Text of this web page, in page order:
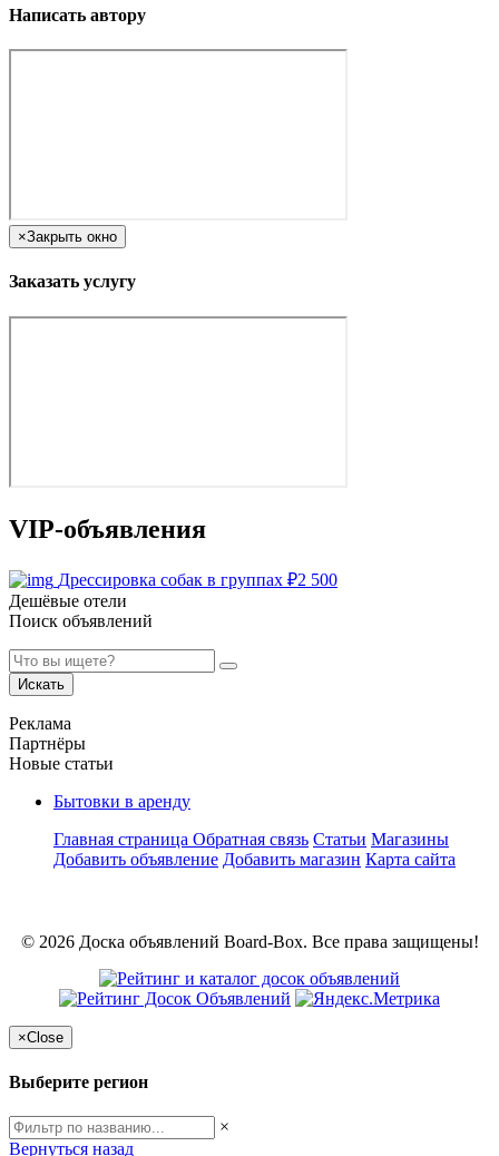
Написать автору
×Закрыть окно
Заказать услугу
VIP-объявления
Дрессировка собак в группах ₽2 500
Дешёвые отели
Поиск объявлений
Искать
Реклама
Партнёры
Новые статьи
Бытовки в аренду
Главная страница Обратная связь Статьи Магазины
Добавить объявление Добавить магазин Карта сайта
© 2026 Доска объявлений Board-Box. Все права защищены!
×Close
Выберите регион
×
Вернуться назад